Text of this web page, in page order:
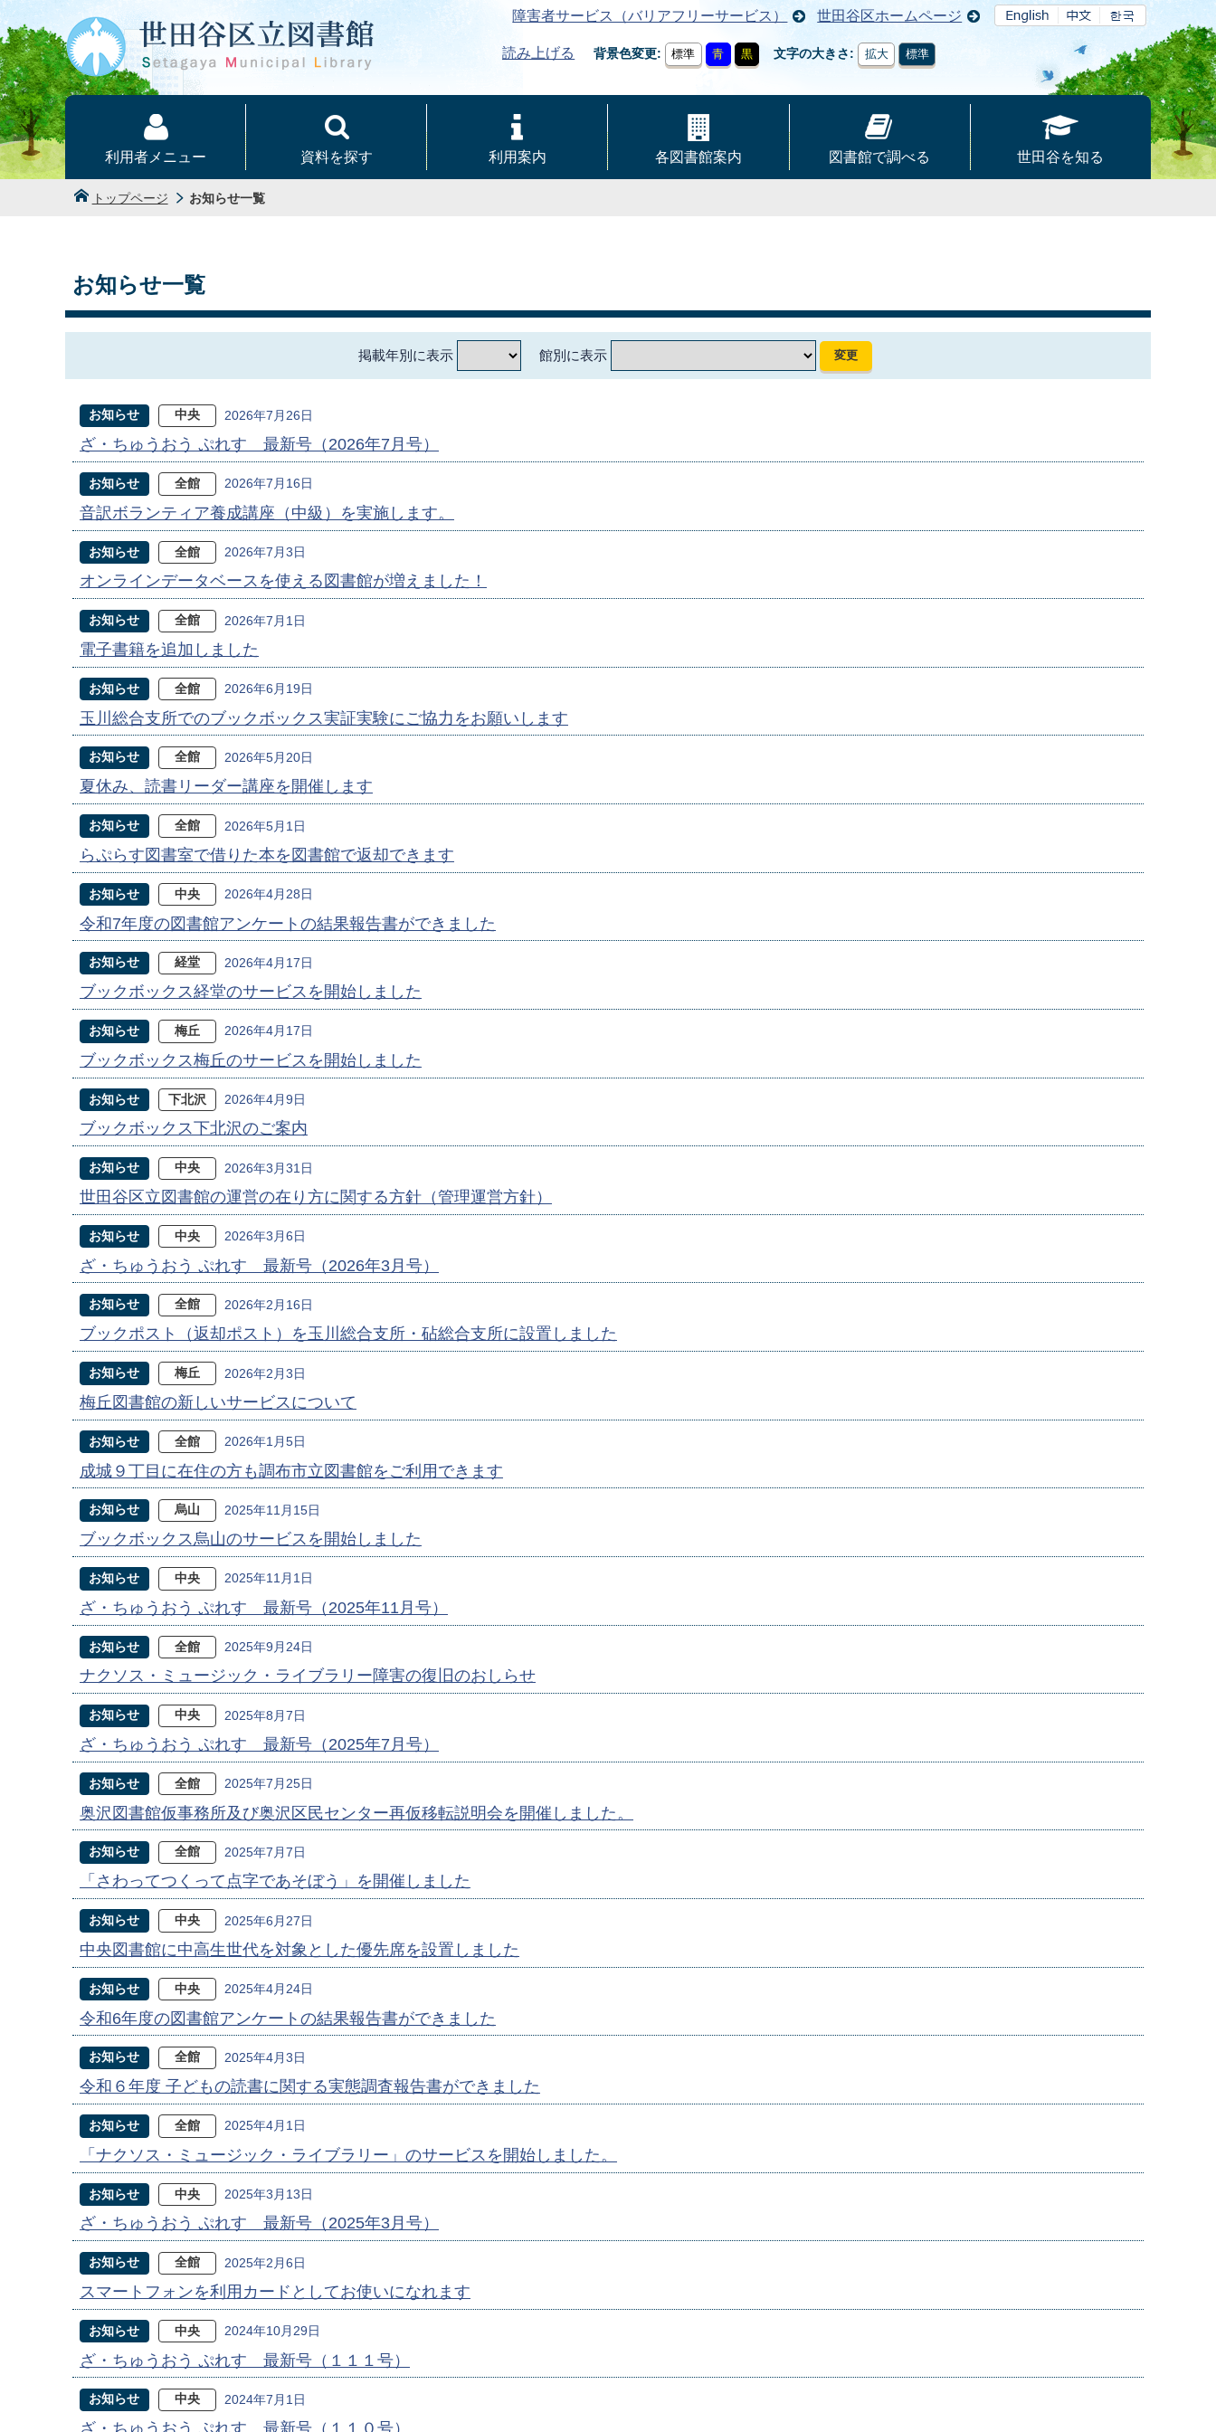
本文へ
障害者サービス（バリアフリーサービス） 世田谷区ホームページ
読み上げる 背景色変更 標準 青 黒 文字の大きさ 拡大 標準
利用者メニュー 資料を探す 利用案内 各図書館案内 図書館で調べる 世田谷を知る
トップページ お知らせ一覧
お知らせ一覧
掲載年別に表示 館別に表示
お知らせ 中央 2026年7月26日
ざ・ちゅうおう ぷれす 最新号（2026年7月号）
お知らせ 全館 2026年7月16日
音訳ボランティア養成講座（中級）を実施します。
お知らせ 全館 2026年7月3日
オンラインデータベースを使える図書館が増えました！
お知らせ 全館 2026年7月1日
電子書籍を追加しました
お知らせ 全館 2026年6月19日
玉川総合支所でのブックボックス実証実験にご協力をお願いします
お知らせ 全館 2026年5月20日
夏休み、読書リーダー講座を開催します
お知らせ 全館 2026年5月1日
らぷらす図書室で借りた本を図書館で返却できます
お知らせ 中央 2026年4月28日
令和7年度の図書館アンケートの結果報告書ができました
お知らせ 経堂 2026年4月17日
ブックボックス経堂のサービスを開始しました
お知らせ 梅丘 2026年4月17日
ブックボックス梅丘のサービスを開始しました
お知らせ 下北沢 2026年4月9日
ブックボックス下北沢のご案内
お知らせ 中央 2026年3月31日
世田谷区立図書館の運営の在り方に関する方針（管理運営方針）
お知らせ 中央 2026年3月6日
ざ・ちゅうおう ぷれす 最新号（2026年3月号）
お知らせ 全館 2026年2月16日
ブックポスト（返却ポスト）を玉川総合支所・砧総合支所に設置しました
お知らせ 梅丘 2026年2月3日
梅丘図書館の新しいサービスについて
お知らせ 全館 2026年1月5日
成城９丁目に在住の方も調布市立図書館をご利用できます
お知らせ 烏山 2025年11月15日
ブックボックス烏山のサービスを開始しました
お知らせ 中央 2025年11月1日
ざ・ちゅうおう ぷれす 最新号（2025年11月号）
お知らせ 全館 2025年9月24日
ナクソス・ミュージック・ライブラリー障害の復旧のおしらせ
お知らせ 中央 2025年8月7日
ざ・ちゅうおう ぷれす 最新号（2025年7月号）
お知らせ 全館 2025年7月25日
奥沢図書館仮事務所及び奥沢区民センター再仮移転説明会を開催しました。
お知らせ 全館 2025年7月7日
「さわってつくって点字であそぼう」を開催しました
お知らせ 中央 2025年6月27日
中央図書館に中高生世代を対象とした優先席を設置しました
お知らせ 中央 2025年4月24日
令和6年度の図書館アンケートの結果報告書ができました
お知らせ 全館 2025年4月3日
令和６年度 子どもの読書に関する実態調査報告書ができました
お知らせ 全館 2025年4月1日
「ナクソス・ミュージック・ライブラリー」のサービスを開始しました。
お知らせ 中央 2025年3月13日
ざ・ちゅうおう ぷれす 最新号（2025年3月号）
お知らせ 全館 2025年2月6日
スマートフォンを利用カードとしてお使いになれます
お知らせ 中央 2024年10月29日
ざ・ちゅうおう ぷれす 最新号（１１１号）
お知らせ 中央 2024年7月1日